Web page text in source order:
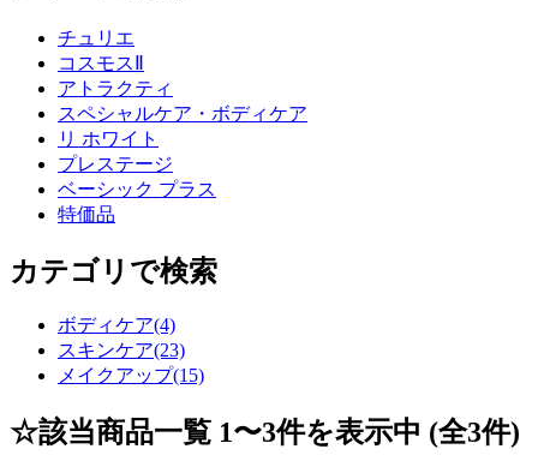
チュリエ
コスモスⅡ
アトラクティ
スペシャルケア・ボディケア
リ ホワイト
プレステージ
ベーシック プラス
特価品
カテゴリで検索
ボディケア(4)
スキンケア(23)
メイクアップ(15)
☆該当商品一覧 1〜3件を表示中 (全3件)